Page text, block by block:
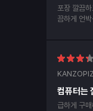
포장 깔끔
끔하게 언
컴퓨터는
급하게 구